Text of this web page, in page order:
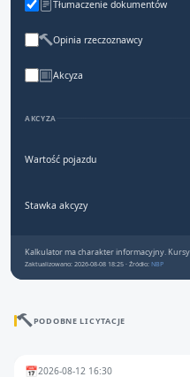
Tłumaczenie dokumentów
Opinia rzeczoznawcy
Akcyza
AKCYZA
Wartość pojazdu
Stawka akcyzy
Kalkulator ma charakter informacyjny. Kursy:
Zaktualizowano: 2026-08-08 18:25 · Źródło: NBP
PODOBNE LICYTACJE
📅2026-08-12 16:30